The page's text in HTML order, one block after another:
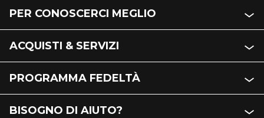
PER CONOSCERCI MEGLIO
ACQUISTI & SERVIZI
PROGRAMMA FEDELTÀ
BISOGNO DI AIUTO?